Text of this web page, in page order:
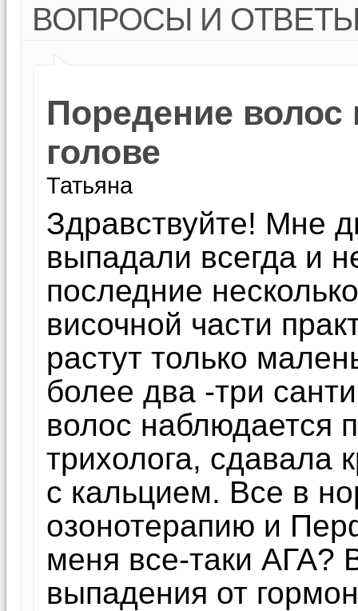
ВОПРОСЫ И
Поредение волос
голове
Татьяна
Здравствуйте! Мне
выпадали всегда и
последние
височной части
растут только
более два -три
волос наблюдается
трихолога, сдавала
с кальцием. Все в
озонотерапию и
меня все-таки АГА?
выпадения от